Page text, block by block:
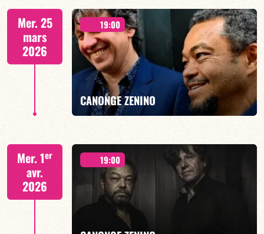
Duo Jazz - 19h00
EN SAVOIR PLUS
Mer. 25
mars
2026
19:00
CANONGE ZENINO
Mer. 1er
avr.
2026
19:00